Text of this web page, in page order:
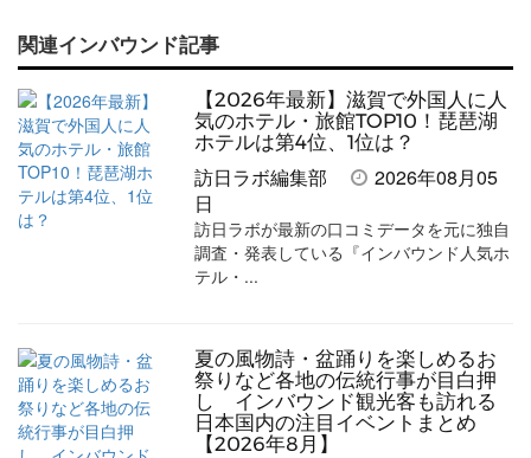
記
事
を
シ
ェ
記
ブ
ッ
ク
ー
ク
追
加
事
を
購
す
る
ガ
登
録
る
関連インバウンド記事
【2026年最新】滋賀で外国人に人
気のホテル・旅館TOP10！琵琶湖
ホテルは第4位、1位は？
訪日ラボ編集部
2026年08月05
日
訪日ラボが最新の口コミデータを元に独自
調査・発表している『インバウンド人気ホ
テル・...
夏の風物詩・盆踊りを楽しめるお
祭りなど各地の伝統行事が目白押
し インバウンド観光客も訪れる
日本国内の注目イベントまとめ
【2026年8月】